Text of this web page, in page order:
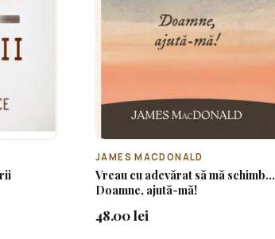
JAMES MACDONALD
Vreau cu adevărat să mă schimb...
Doamne, ajută-mă!
48.00 lei